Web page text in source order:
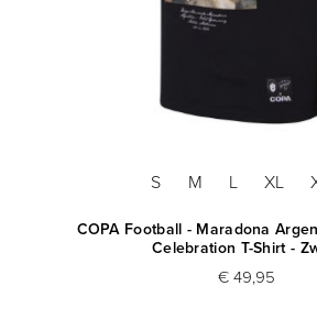
S M L XL
COPA Football - Maradona
Celebration T-Shirt -
€ 49,95